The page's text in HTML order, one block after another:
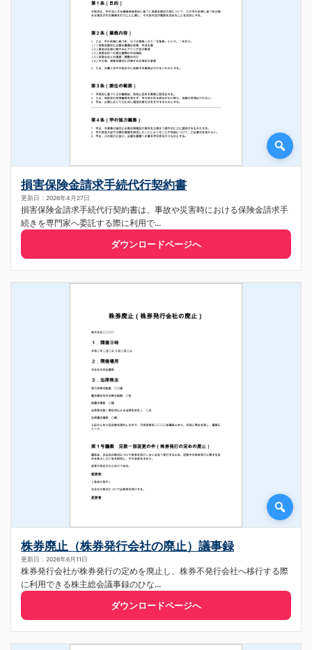
損害保険金請求手続代行契約書
更新日：2026年4月27日
損害保険金請求手続代行契約書は、事故や災害時における保険金請求手
続きを専門家へ委託する際に利用で...
ダウンロードページへ
株券廃止（株券発行会社の廃止）議事録
更新日：2026年6月11日
株券発行会社が株券発行の定めを廃止し、株券不発行会社へ移行する際
に利用できる株主総会議事録のひな...
ダウンロードページへ